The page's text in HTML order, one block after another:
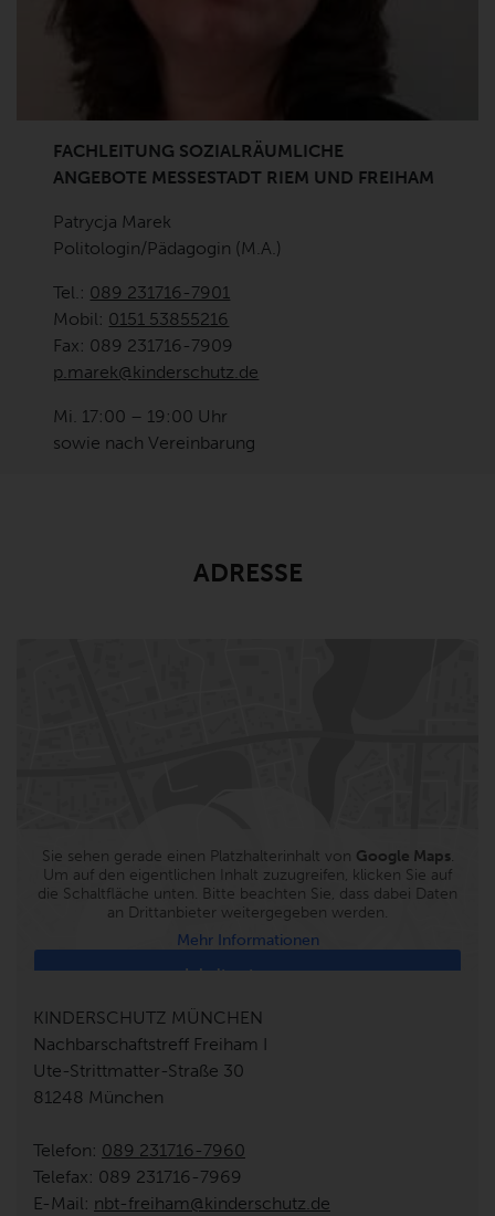
FACHLEITUNG SOZIALRÄUMLICHE
ANGEBOTE MESSESTADT RIEM UND FREIHAM
Patrycja Marek
Politologin/Pädagogin (M.A.)
Tel.: 089 231716-7901
Mobil: 0151 53855216
Fax: 089 231716-7909
p.marek@kinderschutz.de
Mi. 17:00 – 19:00 Uhr
sowie nach Vereinbarung
ADRESSE
Sie sehen gerade einen Platzhalterinhalt von Google Maps.
Um auf den eigentlichen Inhalt zuzugreifen, klicken Sie auf
die Schaltfläche unten. Bitte beachten Sie, dass dabei Daten
an Drittanbieter weitergegeben werden.
Mehr Informationen
Inhalt entsperren
Erforderlichen Service akzeptieren und Inhalte
entsperren
KINDERSCHUTZ MÜNCHEN
Nachbarschaftstreff Freiham I
Ute-Strittmatter-Straße 30
81248 München
Telefon: 089 231716-7960
Telefax: 089 231716-7969
E-Mail: nbt-freiham@kinderschutz.de